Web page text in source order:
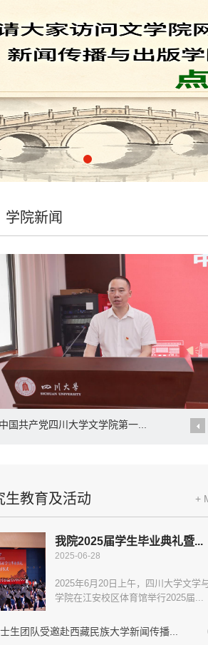
学院新闻
中国共产党四川大学文学院第一...
生教育及活动 +
我院2025届学生毕业典礼暨...
2025-06-28
2025年6月20日上午，四川大学文学
学院在江安校区体育馆举行2025届...
生团队受邀赴西藏民族大学新闻传播...